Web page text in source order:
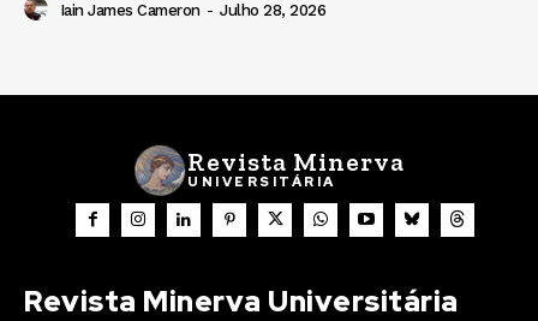
Iain James Cameron - Julho 28, 2026
Revista Minerva
UNIVERSITÁRIA
Revista Minerva Universitária